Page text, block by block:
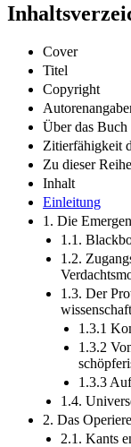
Cover
Titel
Copyright
Über das Buch
Zitierfähigkeit
Zu dieser Reihe
Inhalt
Einleitung
1. Die
1.1.
1.2.
1.3. Der
1.3.1
1.3.2
1.3.3
1.4.
2. Das
2.1. Kants